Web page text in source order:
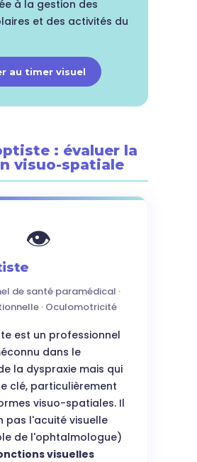
à la gestion des
et des activités du
au timer visuel
: évaluer la
visuo-spatiale
👁️
de santé paramédical ·
· Oculomotricité
est un professionnel
dans le
la dyspraxie mais qui
clé, particulièrement
visuo-spatiales. Il
pas l'acuité visuelle
de l'ophtalmologue)
visuelles